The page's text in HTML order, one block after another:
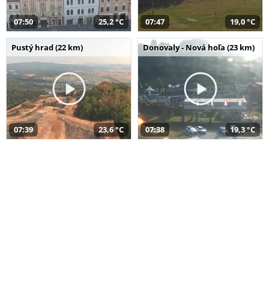
07:50 25,2 °C 07:47 19,0 °C
Pustý hrad (22 km)
07:39 23,6 °C
Donovaly - Nová hoľa (23 km)
07:38 19,3 °C